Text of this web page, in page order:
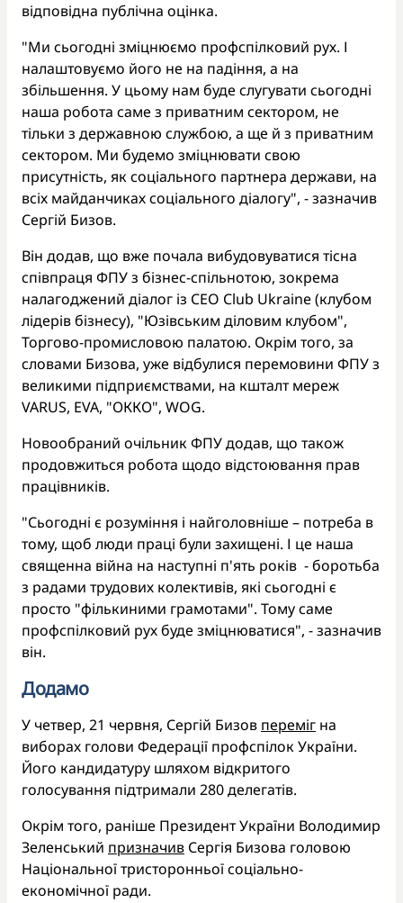
відповідна публічна оцінка.
"Ми сьогодні зміцнюємо профспілковий рух. І
налаштовуємо його не на падіння, а на
збільшення. У цьому нам буде слугувати сьогодні
наша робота саме з приватним сектором, не
тільки з державною службою, а ще й з приватним
сектором. Ми будемо зміцнювати свою
присутність, як соціального партнера держави, на
всіх майданчиках соціального діалогу", - зазначив
Сергій Бизов.
Він додав, що вже почала вибудовуватися тісна
співпраця ФПУ з бізнес-спільнотою, зокрема
налагоджений діалог із CEO Club Ukraine (клубом
лідерів бізнесу), "Юзівським діловим клубом",
Торгово-промисловою палатою. Окрім того, за
словами Бизова, уже відбулися перемовини ФПУ з
великими підприємствами, на кшталт мереж
VARUS, EVA, "ОККО", WOG.
Новообраний очільник ФПУ додав, що також
продовжиться робота щодо відстоювання прав
працівників.
"Сьогодні є розуміння і найголовніше – потреба в
тому, щоб люди праці були захищені. І це наша
священна війна на наступні п'ять років - боротьба
з радами трудових колективів, які сьогодні є
просто "фількиними грамотами". Тому саме
профспілковий рух буде зміцнюватися", - зазначив
він.
Додамо
У четвер, 21 червня, Сергій Бизов переміг на
виборах голови Федерації профспілок України.
Його кандидатуру шляхом відкритого
голосування підтримали 280 делегатів.
Окрім того, раніше Президент України Володимир
Зеленський призначив Сергія Бизова головою
Національної тристоронньої соціально-
економічної ради.